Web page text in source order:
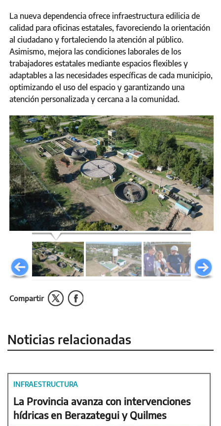
La nueva dependencia ofrece infraestructura edilicia de
calidad para oficinas estatales, favoreciendo la orientación
al ciudadano y fortaleciendo la atención al público.
Asimismo, mejora las condiciones laborales de los
trabajadores estatales mediante espacios flexibles y
adaptables a las necesidades específicas de cada municipio,
optimizando el uso del espacio y garantizando una
atención personalizada y cercana a la comunidad.
Compartir
Noticias relacionadas
INFRAESTRUCTURA
La Provincia avanza con intervenciones
hídricas en Berazategui y Quilmes